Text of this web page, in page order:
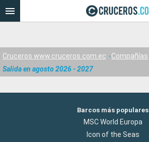
Cruceros www.cruceros.com.ec Compañías
Salida en agosto 2026 - 2027
Barcos más populares
MSC World Europa
Icon of the Seas